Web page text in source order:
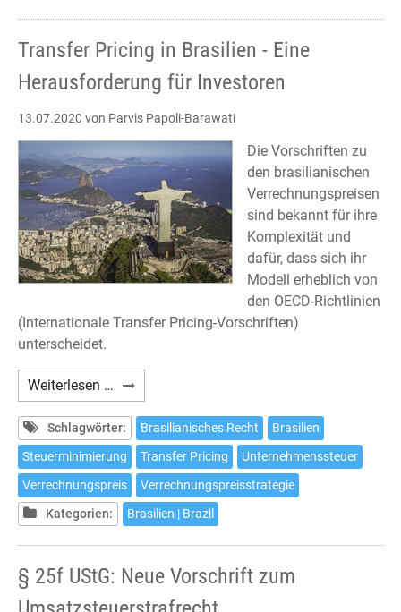
possible
18
septembre
2020
Transfer Pricing in Brasilien - Eine
Herausforderung für Investoren
13.07.2020 von Parvis Papoli-Barawati
Die Vorschriften zu
den brasilianischen
Verrechnungspreisen
sind bekannt für ihre
Komplexität und
dafür, dass sich ihr
Modell erheblich von
den OECD-Richtlinien
(Internationale Transfer Pricing-Vorschriften)
unterscheidet.
Weiterlesen … Transfer
Pricing
in
Brasilien
-
Eine
Herausforderung
Schlagwörter: Brasilianisches Recht
Brasilien
Steuerminimierung
Transfer Pricing
Unternehmenssteuer
Verrechnungspreis
Verrechnungspreisstrategie
Kategorien:
Brasilien | Brazil
§ 25f UStG: Neue Vorschrift zum